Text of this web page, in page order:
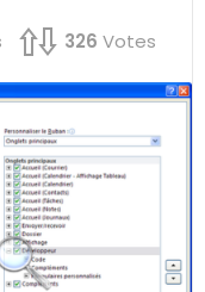
326 Votes